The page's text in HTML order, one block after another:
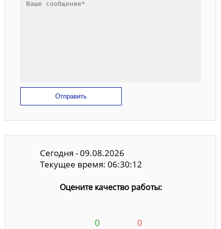
Отправить
Сегодня - 09.08.2026
Текущее время: 06:30:12
Оцените качество работы:
0 0